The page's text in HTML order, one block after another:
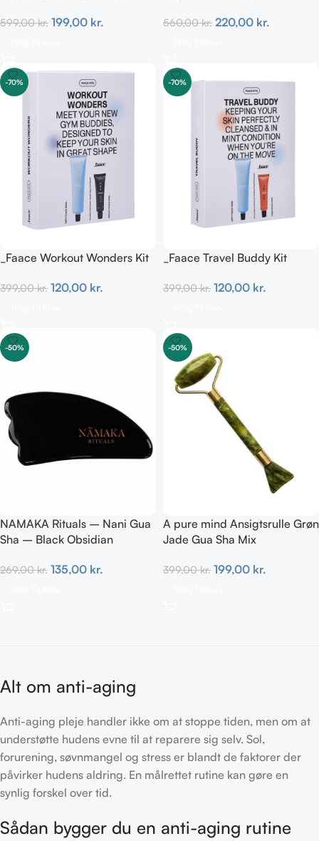
599,00kr. 199,00 kr. 560,00kr. 220,00 kr.
-70%
_Faace Workout Wonders Kit
399,00kr. 120,00 kr.
-70%
_Faace Travel Buddy Kit
399,00kr. 120,00 kr.
-50%
NAMAKA Rituals – Nani Gua
Sha – Black Obsidian
269,00kr. 135,00 kr.
-50%
A pure mind Ansigtsrulle Grøn
Jade Gua Sha Mix
399,00kr. 199,00 kr.
Alt om anti-aging
Anti-aging pleje handler ikke om at stoppe tiden, men om at
understøtte hudens evne til at reparere sig selv. Sol,
forurening, søvnmangel og stress er blandt de faktorer der
påvirker hudens aldring. En målrettet rutine kan gøre en
synlig forskel over tid.
Sådan bygger du en anti-aging rutine